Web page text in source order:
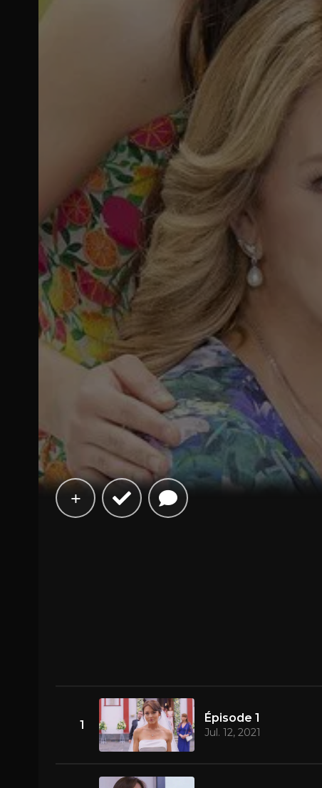
1
Épisode 1
Jul. 12, 2021